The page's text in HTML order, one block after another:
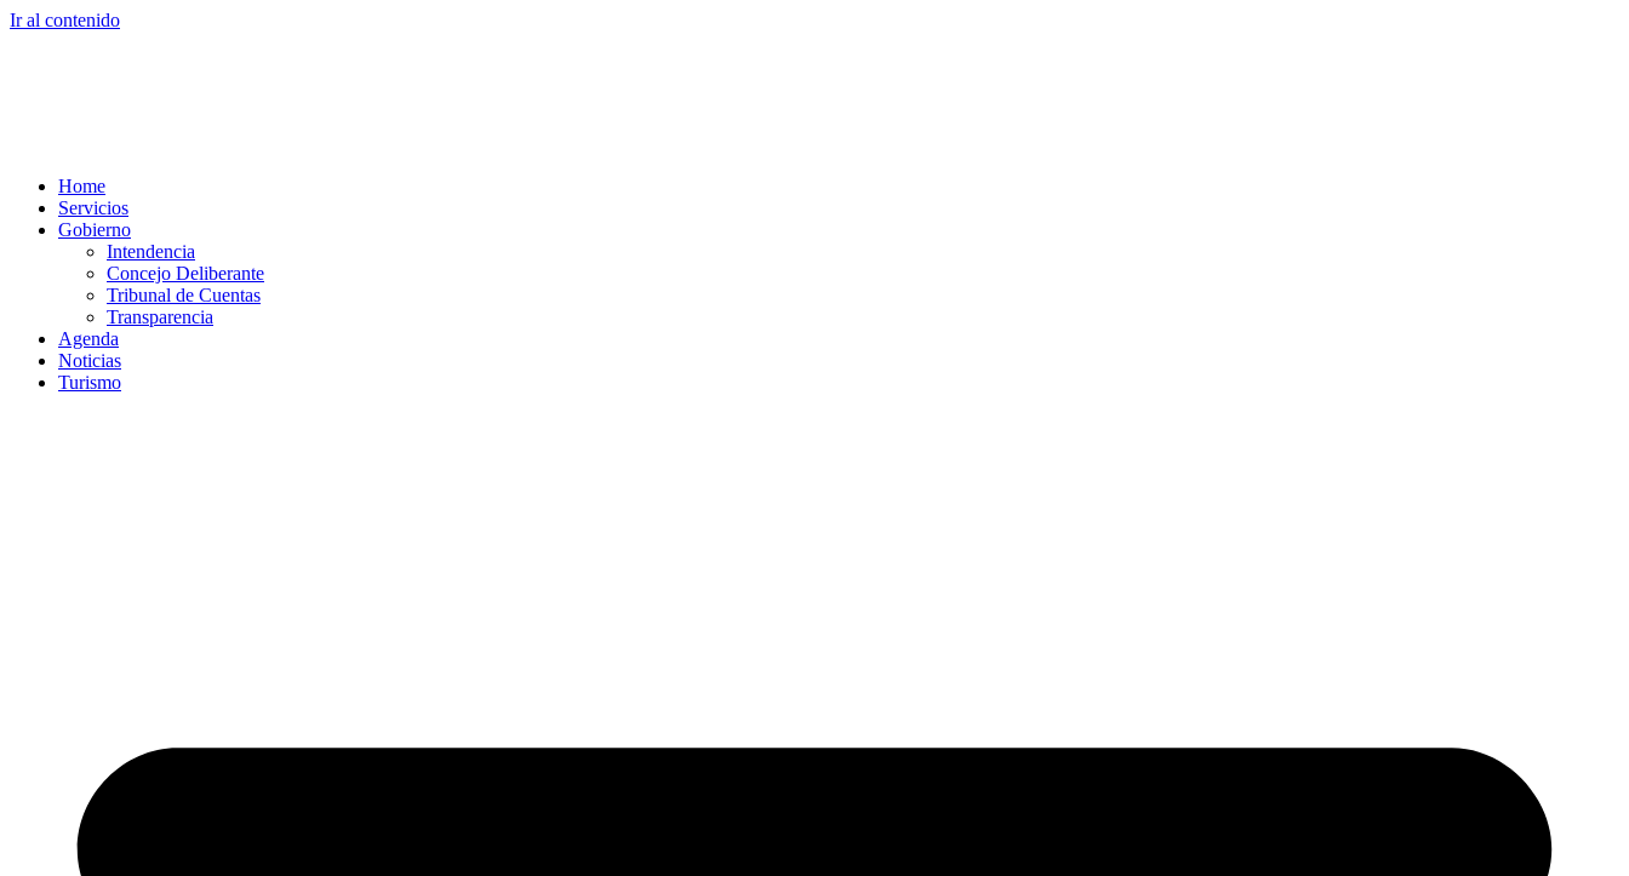
Ir al contenido
Home
Servicios
Gobierno
Intendencia
Concejo Deliberante
Tribunal de Cuentas
Transparencia
Agenda
Noticias
Turismo